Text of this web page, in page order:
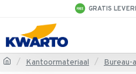
GRATIS
Kantoormateriaal Bureau-